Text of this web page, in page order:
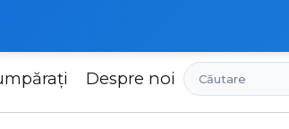
Despre noi Căutare